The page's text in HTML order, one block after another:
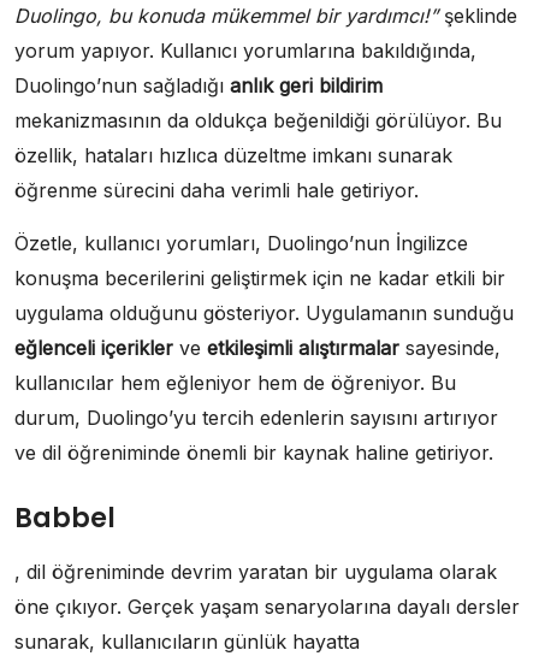
Duolingo, bu konuda mükemmel bir yardımcı!”şeklinde
yorum yapıyor. Kullanıcı yorumlarına bakıldığında,
Duolingo’nun sağladığı anlık geri bildirim
mekanizmasının da oldukça beğenildiği görülüyor. Bu
özellik, hataları hızlıca düzeltme imkanı sunarak
öğrenme sürecini daha verimli hale getiriyor.
Özetle, kullanıcı yorumları, Duolingo’nun İngilizce
konuşma becerilerini geliştirmek için ne kadar etkili bir
uygulama olduğunu gösteriyor. Uygulamanın sunduğu
eğlenceli içerikler ve etkileşimli alıştırmalar sayesinde,
kullanıcılar hem eğleniyor hem de öğreniyor. Bu
durum, Duolingo’yu tercih edenlerin sayısını artırıyor
ve dil öğreniminde önemli bir kaynak haline getiriyor.
Babbel
, dil öğreniminde devrim yaratan bir uygulama olarak
öne çıkıyor. Gerçek yaşam senaryolarına dayalı dersler
sunarak, kullanıcıların günlük hayatta